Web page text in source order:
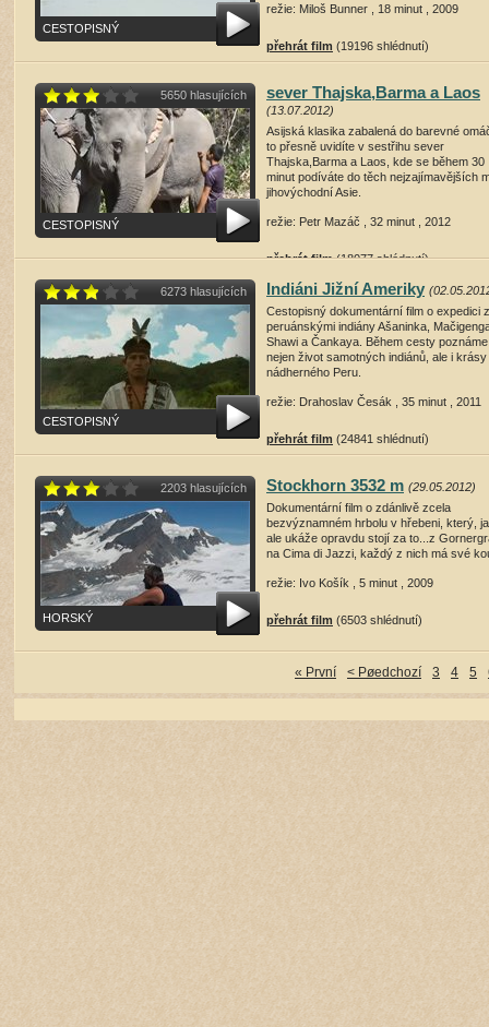
CESTOPISNÝ
režie: Miloš Bunner , 18 minut , 2009
přehrát film (19196 shlédnutí)
5650 hlasujících
CESTOPISNÝ
sever Thajska,Barma a Laos
(13.07.2012)
Asijská klasika zabalená do barevné
to přesně uvidíte v sestřihu sever
Thajska,Barma a Laos, kde se během 30
minut podíváte do těch nejzajímavějších
jihovýchodní Asie.
režie: Petr Mazáč , 32 minut , 2012
přehrát film (18077 shlédnutí)
6273 hlasujících
CESTOPISNÝ
Indiáni Jižní Ameriky
Cestopisný dokumentární film o expedici
peruánskými indiány Ašaninka,
Shawi a Čankaya. Během cesty poznáme
nejen život samotných indiánů, ale i krásy
nádherného Peru.
režie: Drahoslav Česák , 35 minut , 2011
přehrát film (24841 shlédnutí)
2203 hlasujících
HORSKÝ
Stockhorn 3532 m (29.05.2012)
Dokumentární film o zdánlivě zcela
bezvýznamném hrbolu v hřebeni, který,
ale ukáže opravdu stojí za to...z
na Cima di Jazzi, každý z nich má své
režie: Ivo Košík , 5 minut , 2009
přehrát film (6503 shlédnutí)
« První < Pøedchozí 3 4 5